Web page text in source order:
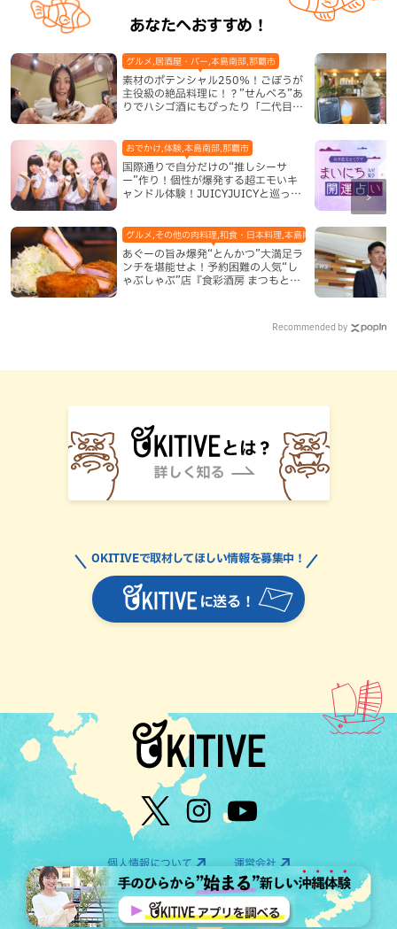
あなたへおすすめ！
素材のポテンシャル250％！ごぼうが
主役級の絶品料理に！？”せんべろ”あ
りでハシゴ酒にもぴったり「二代目ふ
グルメ,居酒屋・バー,本島南部,那覇市
国際通りで自分だけの“推しシーサ
ー”作り！個性が爆発する超エモいキ
ャンドル体験！JUICYJUICYと巡って
おでかけ,体験,本島南部,那覇市
あぐーの旨み爆発“とんかつ”大満足ラ
ンチを堪能せよ！予約困難の人気“し
ゃぶしゃぶ”店『食彩酒房 まつもと』
グルメ,その他の肉料理,和食・日本料理,本島南部,那覇市
Recommended by
に送る！
OKITIVEで取材してほしい情報を募集中！
個人情報について 運営会社
©OTV CO.,LTD All Rights Reserved.